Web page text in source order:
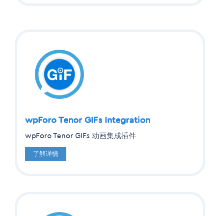
wpForo Tenor GIFs Integration
wpForo Tenor GIFs 动画集成插件
了解详情